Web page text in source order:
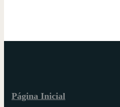
Página Inicial